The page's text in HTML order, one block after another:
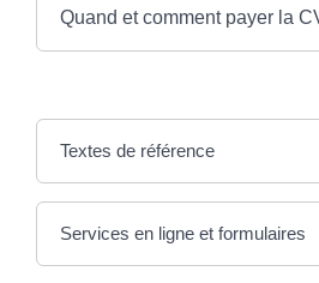
Quand et comment payer la
Textes de référence
Services en ligne et formulaires